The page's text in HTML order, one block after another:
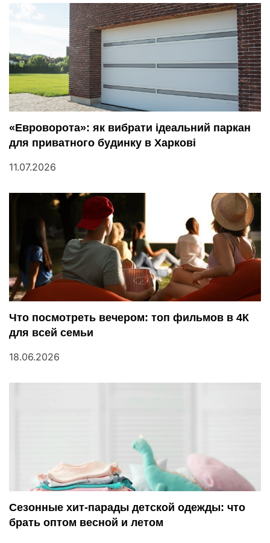
«Евроворота»: як вибрати ідеальний паркан
для приватного будинку в Харкові
11.07.2026
Что посмотреть вечером: топ фильмов в 4К
для всей семьи
18.06.2026
Сезонные хит-парады детской одежды: что
брать оптом весной и летом